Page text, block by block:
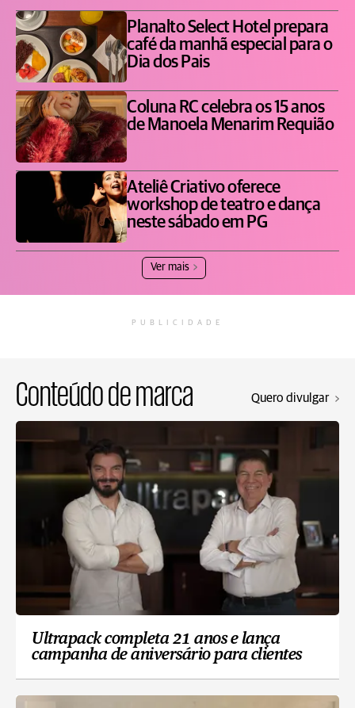
Planalto Select Hotel prepara
café da manhã especial para o
Dia dos Pais
Coluna RC celebra os 15 anos
de Manoela Menarim Requião
Ateliê Criativo oferece
workshop de teatro e dança
neste sábado em PG
Ver mais
PUBLICIDADE
Conteúdo de marca Quero divulgar
Ultrapack completa 21 anos e lança
campanha de aniversário para clientes